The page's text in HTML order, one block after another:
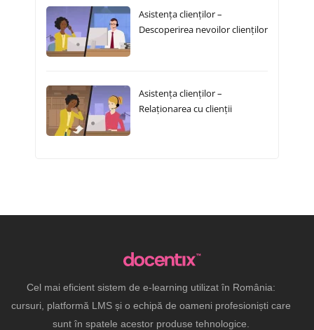
Asistența clienților –
Descoperirea nevoilor clienților
Asistența clienților –
Relaționarea cu clienții
Cel mai eficient sistem de e-learning utilizat în România:
cursuri, platformă LMS și o echipă de oameni profesioniști care
sunt în spatele acestor produse tehnologice.